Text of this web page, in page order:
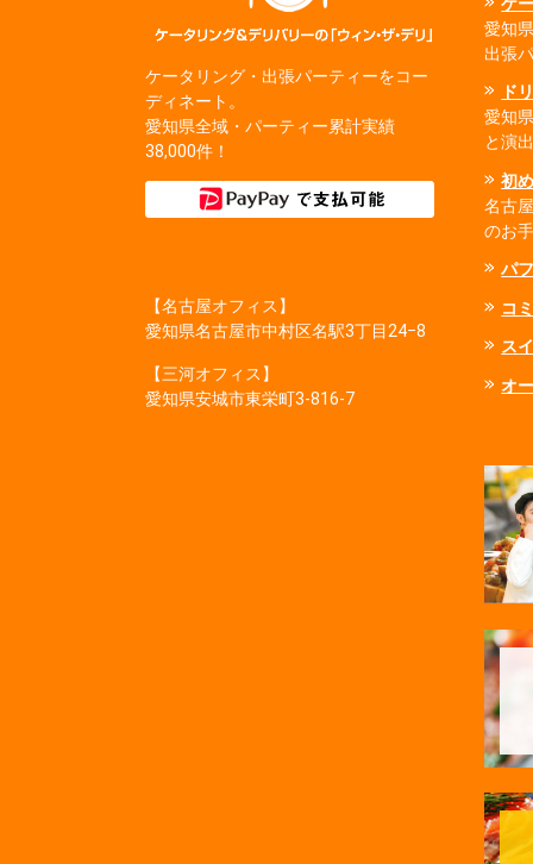
ケ
愛知
出張
ド
愛知
と演
初
名古
のお
パ
コ
ス
オ
ケータリング・出張パーティーをコー
ディネート。
愛知県全域・パーティー累計実績
38,000件！
【名古屋オフィス】
愛知県名古屋市中村区名駅3丁目24−8
【三河オフィス】
愛知県安城市東栄町3‐816‐7